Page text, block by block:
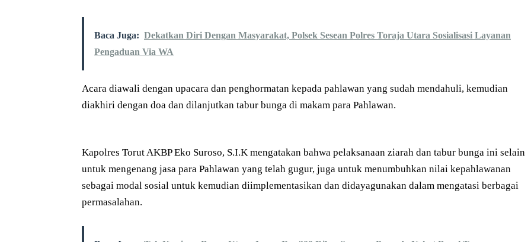
Baca Juga: Dekatkan Diri Dengan Masyarakat, Polsek Sesean Polres Toraja Utara Sosialisasi Layanan
Pengaduan Via WA
Acara diawali dengan upacara dan penghormatan kepada pahlawan yang sudah mendahuli, kemudian
diakhiri dengan doa dan dilanjutkan tabur bunga di makam para Pahlawan.
Kapolres Torut AKBP Eko Suroso, S.I.K mengatakan bahwa pelaksanaan ziarah dan tabur bunga ini selain
untuk mengenang jasa para Pahlawan yang telah gugur, juga untuk menumbuhkan nilai kepahlawanan
sebagai modal sosial untuk kemudian diimplementasikan dan didayagunakan dalam mengatasi berbagai
permasalahan.